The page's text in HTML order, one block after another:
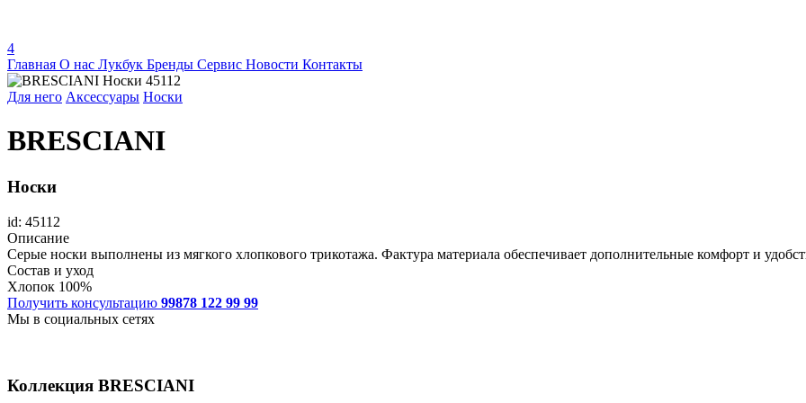
4
Главная О нас Лукбук Бренды Сервис Новости Контакты
Для него Аксессуары Носки
BRESCIANI
Носки
id: 45112
Описание
Серые носки выполнены из мягкого хлопкового трикотажа. Фактура материала обеспечивает дополнительные комфорт и
Состав и уход
Хлопок 100%
Получить консультацию 99878 122 99 99
Мы в социальных сетях
Коллекция BRESCIANI